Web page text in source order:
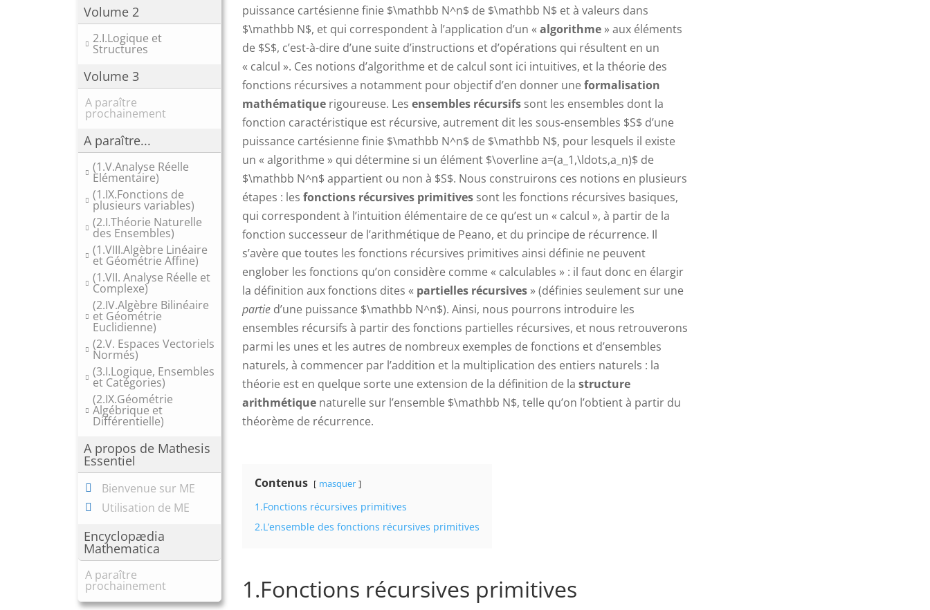
Volume 2
2.I.Logique et
Structures
Volume 3
A paraître
prochainement
A paraître...
(1.V.Analyse Réelle
Elémentaire)
(1.IX.Fonctions de
plusieurs variables)
(2.I.Théorie Naturelle
des Ensembles)
(1.VIII.Algèbre Linéaire
et Géométrie Affine)
(1.VII. Analyse Réelle et
Complexe)
(2.IV.Algèbre Bilinéaire
et Géométrie
Euclidienne)
(2.V. Espaces Vectoriels
Normés)
(3.I.Logique, Ensembles
et Catégories)
(2.IX.Géométrie
Algébrique et
Différentielle)
A propos de Mathesis
Essentiel
Bienvenue sur ME
Utilisation de ME
Encyclopædia
Mathematica
A paraître
prochainement
puissance cartésienne finie $\mathbb N^n$ de $\mathbb N$ et à valeurs dans
$\mathbb N$, et qui correspondent à l’application d’un « algorithme » aux éléments
de $S$, c’est-à-dire d’une suite d’instructions et d’opérations qui résultent en un
« calcul ». Ces notions d’algorithme et de calcul sont ici intuitives, et la théorie des
fonctions récursives a notamment pour objectif d’en donner uneformalisation
mathématique rigoureuse. Les ensembles récursifs sont les ensembles dont la
fonction caractéristique est récursive, autrement dit les sous-ensembles $S$ d’une
puissance cartésienne finie $\mathbb N^n$ de $\mathbb N$, pour lesquels il existe
un « algorithme » qui détermine si un élément $\overline a=(a_1,\ldots,a_n)$ de
$\mathbb N^n$ appartient ou non à $S$. Nous construirons ces notions en plusieurs
étapes : les fonctions récursives primitives sont les fonctions récursives basiques,
qui correspondent à l’intuition élémentaire de ce qu’est un « calcul », à partir de la
fonction successeur de l’arithmétique de Peano, et du principe de récurrence. Il
s’avère que toutes les fonctions récursives primitives ainsi définie ne peuvent
englober les fonctions qu’on considère comme « calculables » : il faut donc en élargir
la définition aux fonctions dites « partielles récursives » (définies seulement sur une
partie d’une puissance $\mathbb N^n$). Ainsi, nous pourrons introduire les
ensembles récursifs à partir des fonctions partielles récursives, et nous retrouverons
parmi les unes et les autres de nombreux exemples de fonctions et d’ensembles
naturels, à commencer par l’addition et la multiplication des entiers naturels : la
théorie est en quelque sorte une extension de la définition de la structure
arithmétique naturelle sur l’ensemble $\mathbb N$, telle qu’on l’obtient à partir du
théorème de récurrence.
Contenus masquer
1.Fonctions récursives primitives
2.L’ensemble des fonctions récursives primitives
1.Fonctions récursives primitives